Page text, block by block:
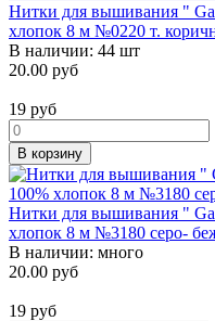
Нитки для вышивания "
хлопок 8 м №0220 т.
В наличии: 44 шт
20.00 руб
19 руб
В корзину
Нитки для вышивания "
хлопок 8 м №3180 серо-
В наличии: много
20.00 руб
19 руб